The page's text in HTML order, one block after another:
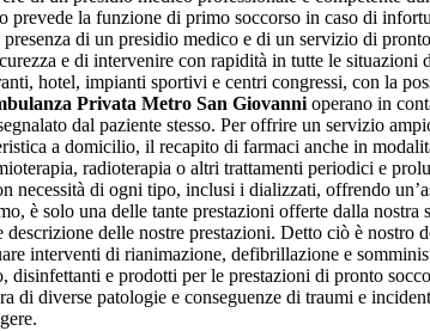
la funzione di primo soccorso in caso di
di un presidio medico e di un servizio di
e di intervenire con rapidità in tutte le situazioni
hotel, impianti sportivi e centri congressi, con la
Privata Metro San Giovanni operano in
dal paziente stesso. Per offrire un servizio
a domicilio, il recapito di farmaci anche in
radioterapia o altri trattamenti periodici e
necessità di ogni tipo, inclusi i dializzati, offrendo
è solo una delle tante prestazioni offerte dalla
delle nostre prestazioni. Detto ciò è nostro
interventi di rianimazione, defibrillazione e
disinfettanti e prodotti per le prestazioni di pronto
di diverse patologie e conseguenze di traumi e